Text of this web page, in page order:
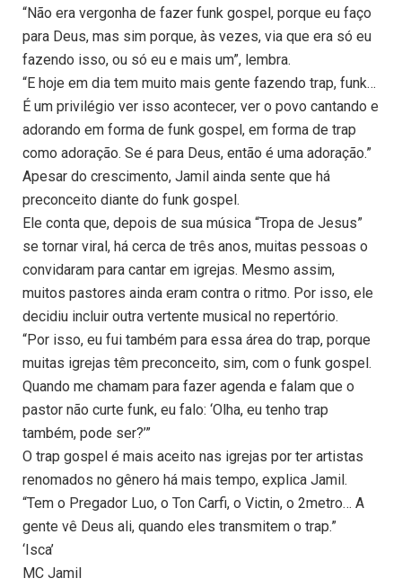
“Não era vergonha de fazer funk gospel, porque eu faço
para Deus, mas sim porque, às vezes, via que era só eu
fazendo isso, ou só eu e mais um”, lembra.
“E hoje em dia tem muito mais gente fazendo trap, funk…
É um privilégio ver isso acontecer, ver o povo cantando e
adorando em forma de funk gospel, em forma de trap
como adoração. Se é para Deus, então é uma adoração.”
Apesar do crescimento, Jamil ainda sente que há
preconceito diante do funk gospel.
Ele conta que, depois de sua música “Tropa de Jesus”
se tornar viral, há cerca de três anos, muitas pessoas o
convidaram para cantar em igrejas. Mesmo assim,
muitos pastores ainda eram contra o ritmo. Por isso, ele
decidiu incluir outra vertente musical no repertório.
“Por isso, eu fui também para essa área do trap, porque
muitas igrejas têm preconceito, sim, com o funk gospel.
Quando me chamam para fazer agenda e falam que o
pastor não curte funk, eu falo: ‘Olha, eu tenho trap
também, pode ser?’”
O trap gospel é mais aceito nas igrejas por ter artistas
renomados no gênero há mais tempo, explica Jamil.
“Tem o Pregador Luo, o Ton Carfi, o Victin, o 2metro… A
gente vê Deus ali, quando eles transmitem o trap.”
‘Isca’
MC Jamil